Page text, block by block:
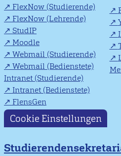
FlexNow (Studierende)
FlexNow (Lehrende)
StudIP
Moodle
Webmail (Studierende)
Webmail (Bedienstete)
Intranet (Studierende)
Intranet (Bedienstete)
FlensGen
Cookie Einstellungen